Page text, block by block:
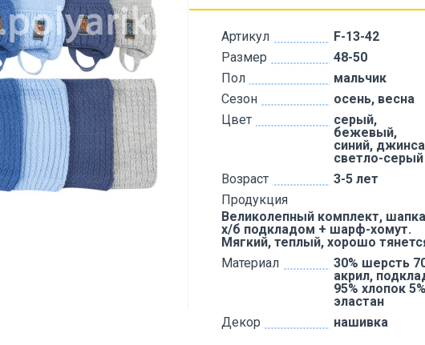
Артикул
F-13-42
Размер
48-50
Пол
мальчик
Сезон
осень, весна
Цвет
серый,
бежевый,
синий,
светло-серый
Возраст
3-5 лет
Продукция
Великолепный комплект,
х/б подкладом + шарф-хомут.
Мягкий, теплый, хорошо
Материал
30% шерсть
акрил,
95% хлопок 5%
эластан
Декор
нашивка